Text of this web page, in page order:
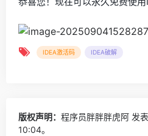
IDEA激活码 IDEA破解
版权声明： 程序员胖胖胖虎阿 发
10:04。